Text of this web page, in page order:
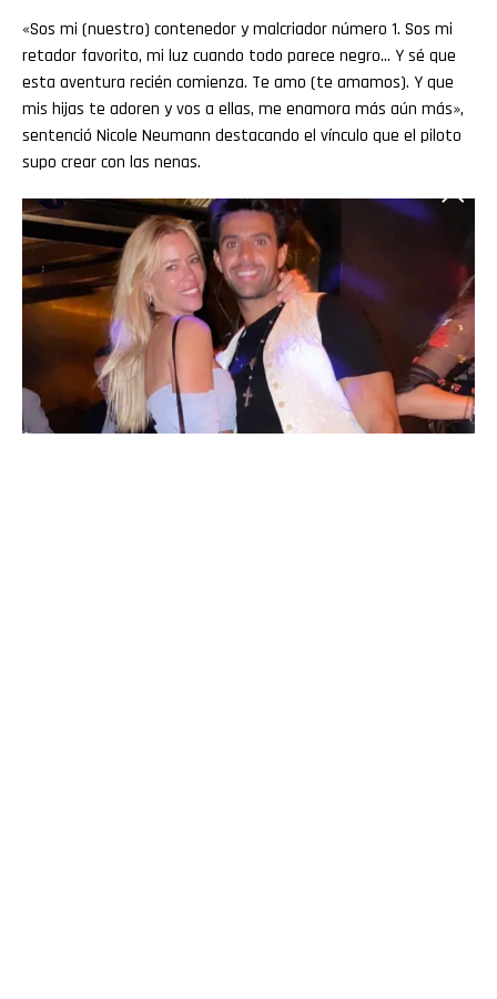
«Sos mi (nuestro) contenedor y malcriador número 1. Sos mi
retador favorito, mi luz cuando todo parece negro… Y sé que
esta aventura recién comienza. Te amo (te amamos). Y que
mis hijas te adoren y vos a ellas, me enamora más aún más»,
sentenció Nicole Neumann destacando el vínculo que el piloto
supo crear con las nenas.